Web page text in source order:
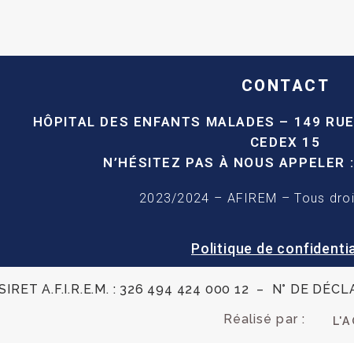
CONTACT
HÔPITAL DES ENFANTS MALADES – 149
CEDEX 15
N’HÉSITEZ PAS À NOUS APPELER :
2023/2024 – AFIREM – Tous
Politique de
A.F.I.R.E.M. : 326 494 424 000 12 – N° DE
Réalisé par :